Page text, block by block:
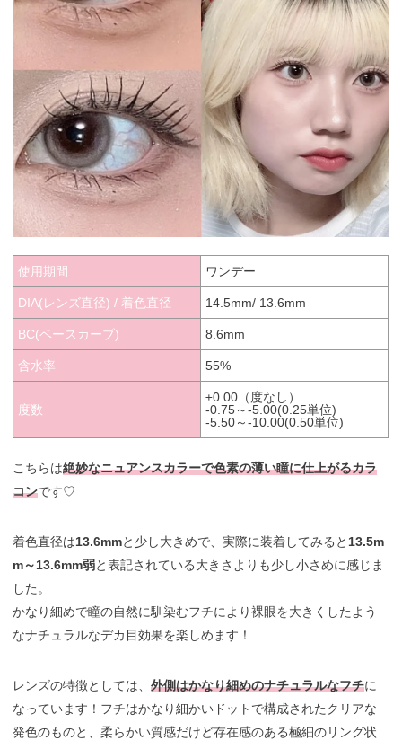
使用期間 ワンデー
DIA(レンズ直径) / 着色直径 14.5mm/ 13.6mm
BC(ベースカーブ) 8.6mm
含水率 55%
度数
±0.00（度なし）
-0.75～-5.00(0.25単位)
-5.50～-10.00(0.50単位)
こちらは絶妙なニュアンスカラーで色素の薄い瞳に仕上がるカラ
コンです♡
着色直径は13.6mmと少し大きめで、実際に装着してみると 13.5m
m～13.6mm弱と表記されている大きさよりも少し小さめに感じま
した。
かなり細めで瞳の自然に馴染むフチにより裸眼を大きくしたよう
なナチュラルなデカ目効果を楽しめます！
レンズの特徴としては、外側はかなり細めのナチュラルなフチに
なっています！フチはかなり細かいドットで構成されたクリアな
発色のものと、柔らかい質感だけど存在感のある極細のリング状